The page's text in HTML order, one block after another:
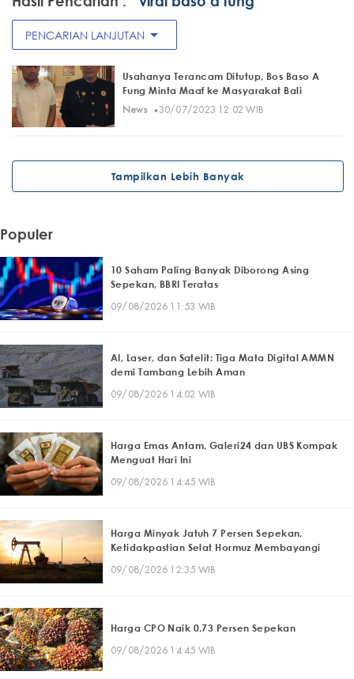
PENCARIAN LANJUTAN arrow_drop_down
Usahanya Terancam Ditutup, Bos Baso A
Fung Minta Maaf ke Masyarakat Bali
News· 30/07/2023 12:02 WIB
Tampilkan Lebih Banyak
Populer
10 Saham Paling Banyak Diborong Asing
Sepekan, BBRI Teratas
09/08/2026 11:53 WIB
AI, Laser, dan Satelit: Tiga Mata Digital AMMN
demi Tambang Lebih Aman
09/08/2026 14:02 WIB
Harga Emas Antam, Galeri24 dan UBS Kompak
Menguat Hari Ini
09/08/2026 14:45 WIB
Harga Minyak Jatuh 7 Persen Sepekan,
Ketidakpastian Selat Hormuz Membayangi
09/08/2026 12:35 WIB
Harga CPO Naik 0,73 Persen Sepekan
09/08/2026 14:45 WIB